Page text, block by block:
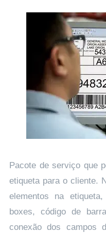
Pacote de serviço que
etiqueta para o cliente.
elementos na
boxes, código de
conexão dos campos